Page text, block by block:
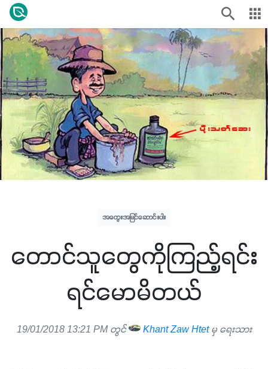
အတွေးအမြင်ဆောင်းပါး
တောင်သူတွေကိုကြည့်ရင်း
ရင်မောမိတယ်
19/01/2018 13:21 PM တွင် Khant Zaw Htetမှ ရေးသား